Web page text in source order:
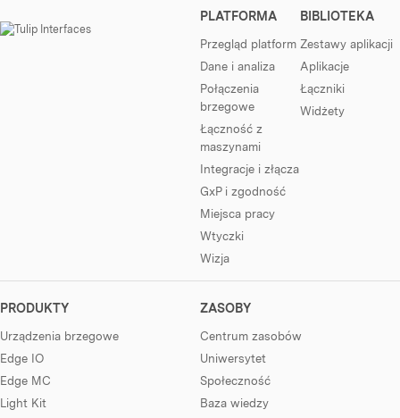
PLATFORMA
Przegląd platform
Dane i analiza
Połączenia
brzegowe
Łączność z
maszynami
Integracje i złącza
GxP i zgodność
Miejsca pracy
Wtyczki
Wizja
BIBLIOTEKA
Zestawy aplikacji
Aplikacje
Łączniki
Widżety
PRODUKTY
Urządzenia brzegowe
Edge IO
Edge MC
Light Kit
ZASOBY
Centrum zasobów
Uniwersytet
Społeczność
Baza wiedzy